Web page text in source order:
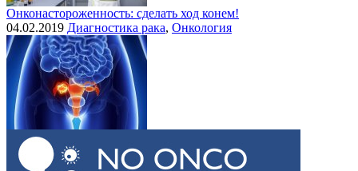
Онконастороженность: сделать ход конем!
04.02.2019 Диагностика рака, Онкология
Выделения при раке шейки матки
30.07.2015 Рак шейки матки